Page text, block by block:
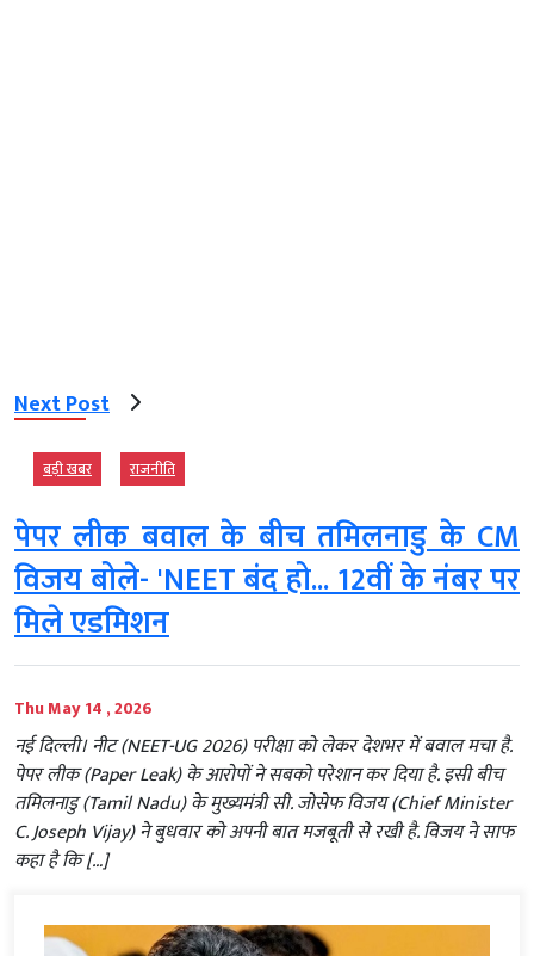
Next Post
बड़ी खबर राजनीति
पेपर लीक बवाल के बीच तमिलनाडु के CM
विजय बोले- 'NEET बंद हो... 12वीं के नंबर पर
मिले एडमिशन
Thu May 14 , 2026
नई दिल्ली। नीट (NEET-UG 2026) परीक्षा को लेकर देशभर में बवाल मचा है.
पेपर लीक (Paper Leak) के आरोपों ने सबको परेशान कर दिया है. इसी बीच
तमिलनाडु (Tamil Nadu) के मुख्यमंत्री सी. जोसेफ विजय (Chief Minister
C. Joseph Vijay) ने बुधवार को अपनी बात मजबूती से रखी है. विजय ने साफ
कहा है कि […]